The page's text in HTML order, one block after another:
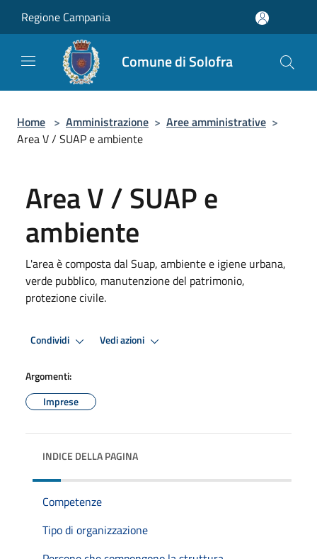
Regione Campania
Comune di Solofra
Home > Amministrazione > Aree amministrative >
Area V / SUAP e ambiente
Area V / SUAP e
ambiente
L'area è composta dal Suap, ambiente e igiene urbana,
verde pubblico, manutenzione del patrimonio,
protezione civile.
Condividi Vedi azioni
Argomenti:
Imprese
INDICE DELLA PAGINA
Competenze
Tipo di organizzazione